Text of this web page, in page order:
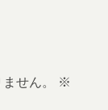
せん。
※